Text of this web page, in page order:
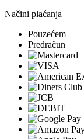
Načini plaćanja
Pouzećem
Predračun